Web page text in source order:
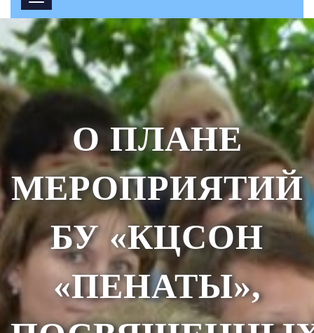
О ПЛАНЕ
МЕРОПРИЯТИЙ
БУ «КЦСОН
«ПЕНАТЫ»,